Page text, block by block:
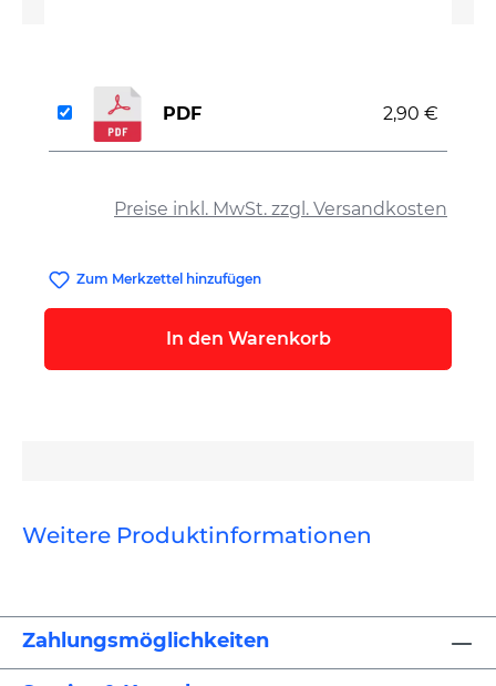
Preise inkl. MwSt. zzgl. Versandkosten
PDF 2,90 €
Zum Merkzettel hinzufügen
In den Warenkorb
Weitere Produktinformationen
Zahlungsmöglichkeiten